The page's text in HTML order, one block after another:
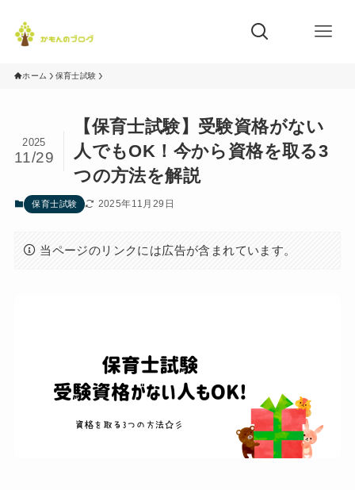
ホーム 保育士試験
【保育士試験】受験資格がない
人でもOK！今から資格を取る3
つの方法を解説
2025
11/29
保育士試験 2025年11月29日
当ページのリンクには広告が含まれています。